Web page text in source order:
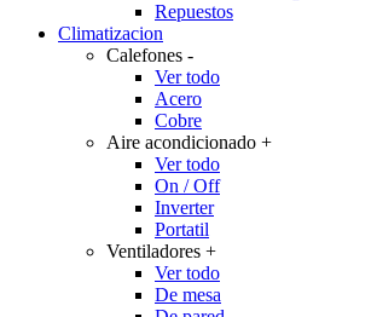
Repuestos
Climatizacion
Calefones -
Ver todo
Acero
Cobre
Aire acondicionado +
Ver todo
On / Off
Inverter
Portatil
Ventiladores +
Ver todo
De mesa